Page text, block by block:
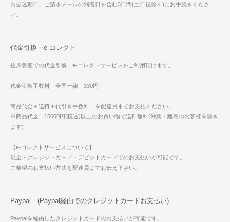
お振込期日 ご請求メールの到着日を含む3日間(土日祝除く)にお手続きくださ
い。
代金引換－e-コレクト
佐川急便での代金引換 e-コレクトサービスをご利用頂けます。
代金引換手数料 全国一律 330円
商品代金＋送料＋代引き手数料 を配達員までお支払ください。
※商品代金 15000円(税込)以上のお買い物で送料無料(沖縄・離島のお客様を除き
ます)
【e-コレクトサービスについて】
現金・クレジットカード・デビットカードでのお支払いが可能です。
ご希望のお支払い方法を配達員までお伝え下さい。
Paypal (Paypal経由でのクレジットカードお支払い)
Paypalを経由したクレジットカードのお支払いが可能です。